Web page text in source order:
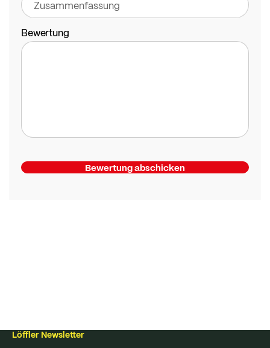
Bewertung
Bewertung abschicken
Löffler Newsletter